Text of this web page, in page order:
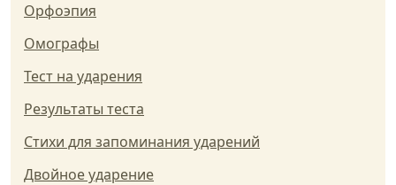
Орфоэпия
Омографы
Тест на ударения
Результаты теста
Стихи для запоминания ударений
Двойное ударение